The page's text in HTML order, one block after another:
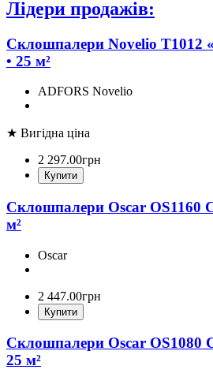
Лідери продажів:
Склошпалери Novelio T1012
• 25 м²
ADFORS Novelio
★ Вигідна ціна
2 297.00грн
Купити
Склошпалери Oscar OS1160
м²
Oscar
2 447.00грн
Купити
Склошпалери Oscar OS1080
25 м²